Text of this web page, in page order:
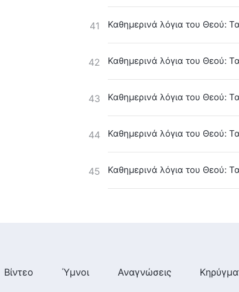
41 Καθημερινά λόγια του Θεού:
42 Καθημερινά λόγια του Θεού:
43 Καθημερινά λόγια του Θεού:
44 Καθημερινά λόγια του Θεού:
45 Καθημερινά λόγια του Θεού:
Βίντεο Ύμνοι Αναγνώσεις